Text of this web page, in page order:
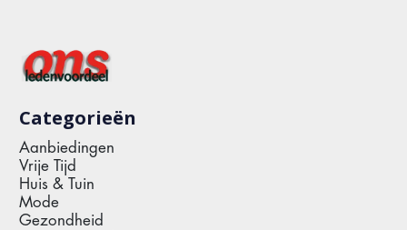
Categorieën
Aanbiedingen
Vrije Tijd
Huis & Tuin
Mode
Gezondheid